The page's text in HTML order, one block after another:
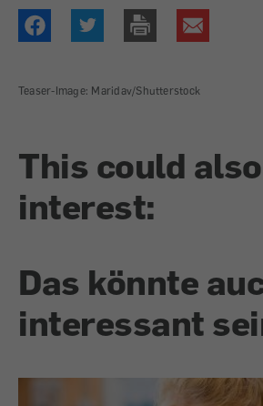
Teaser-Image: Maridav/Shutterstock
This could
interest:
Das könnte
interessant